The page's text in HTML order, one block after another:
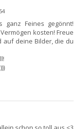
Feines gegönnt!
kosten! Freue
auf deine Bilder, die du